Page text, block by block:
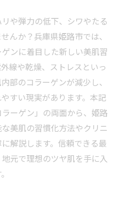
や弾力の低下、シワやたる
んか？兵庫県姫路市では、
ンに着目した新しい美肌習
線や乾燥、ストレスといっ
部のコラーゲンが減少し、
すい現実があります。本記
ーゲン」の両面から、姫路
美肌の習慣化方法やクリニ
解説します。信頼できる最
元で理想のツヤ肌を手に入